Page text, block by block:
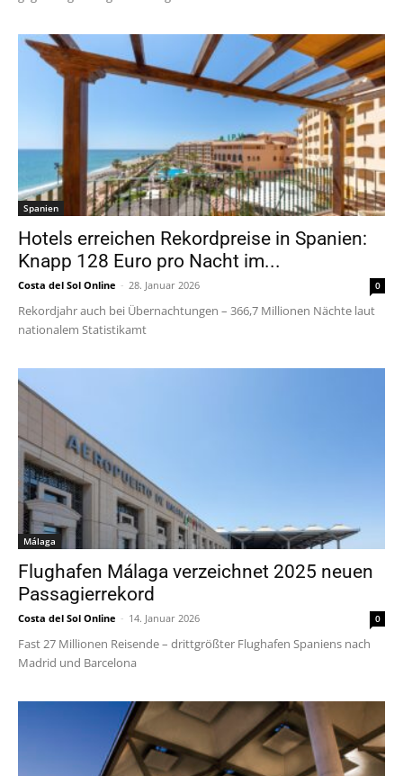
Spanien
Hotels erreichen Rekordpreise in Spanien:
Knapp 128 Euro pro Nacht im...
Costa del Sol Online - 28. Januar 2026 0
Rekordjahr auch bei Übernachtungen – 366,7 Millionen Nächte laut
nationalem Statistikamt
Málaga
Flughafen Málaga verzeichnet 2025 neuen
Passagierrekord
Costa del Sol Online - 14. Januar 2026 0
Fast 27 Millionen Reisende – drittgrößter Flughafen Spaniens nach
Madrid und Barcelona